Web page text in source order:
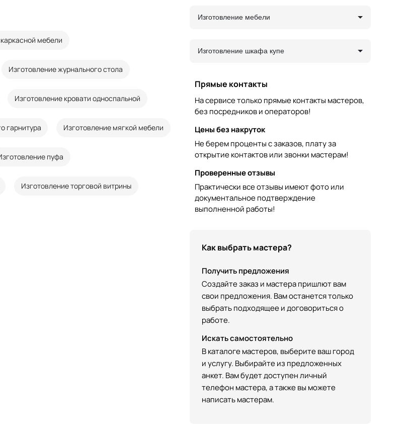
мебели
Изготовление журнального стола
Изготовление кровати односпальной
гарнитура Изготовление мягкой мебели
пуфа
Изготовление торговой витрины
Изготовление мебели
Изготовление шкафа купе
Прямые контакты
На сервисе только прямые контакты мастеров,
без посредников и операторов!
Цены без накруток
Не берем проценты с заказов, плату за
открытие контактов или звонки мастерам!
Проверенные отзывы
Практически все отзывы имеют фото или
документальное подтверждение
выполненной работы!
Как выбрать мастера?
Получить предложения
Создайте заказ и мастера пришлют вам
свои предложения. Вам останется только
выбрать подходящее и договориться о
работе.
Искать самостоятельно
В каталоге мастеров, выберите ваш город
и услугу. Выбирайте из предложенных
анкет. Вам будет доступен личный
телефон мастера, а также вы можете
написать мастерам.